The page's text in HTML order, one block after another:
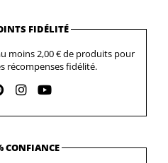
FIDÉLITÉ
moins 2,00 € de produits pour
récompenses fidélité.
CONFIANCE